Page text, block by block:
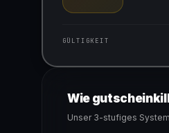
GÜLTIGKEIT
Gültig für
Wie
Unser 3-stufiges